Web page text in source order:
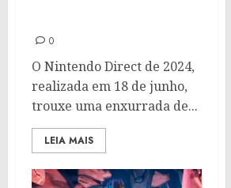
0
O Nintendo Direct de 2024,
realizada em 18 de junho,
trouxe uma enxurrada de...
LEIA MAIS